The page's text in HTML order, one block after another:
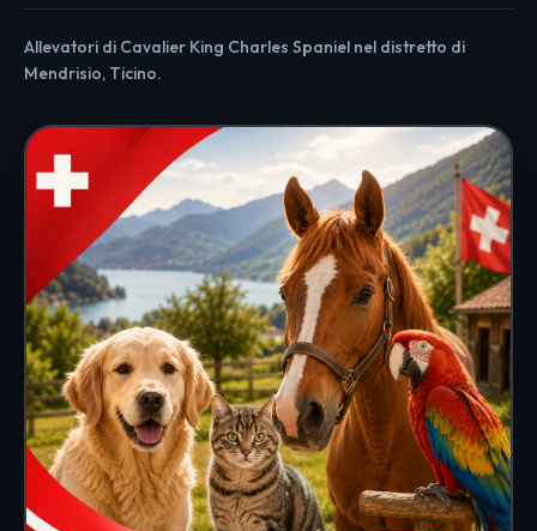
Allevatori di Cavalier King Charles Spaniel nel distretto di
Mendrisio, Ticino.